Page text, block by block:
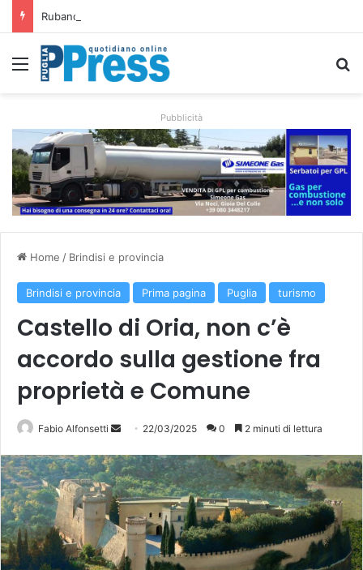
Menu
Pubblicità
Home / Brindisi e provincia
Brindisi e provincia Prima pagina Puglia turismo
Castello di Oria, non c’è
accordo sulla gestione fra
proprietà e Comune
Fabio Alfonsetti
Invia 22/03/2025 0 2 minuti di lettura